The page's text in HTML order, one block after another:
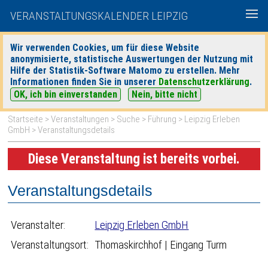
VERANSTALTUNGSKALENDER LEIPZIG
Wir verwenden Cookies, um für diese Website
anonymisierte, statistische Auswertungen der Nutzung mit
Hilfe der Statistik-Software Matomo zu erstellen. Mehr
Informationen finden Sie in unserer Datenschutzerklärung.
OK, ich bin einverstanden
Nein, bitte nicht
heute|morgen| Detaillierte Suche
Startseite >Veranstaltungen > Suche > Führung > Leipzig Erleben
GmbH > Veranstaltungsdetails
Diese Veranstaltung ist bereits vorbei.
Veranstaltungsdetails
Veranstalter:
Leipzig Erleben GmbH
Veranstaltungsort: Thomaskirchhof | Eingang Turm